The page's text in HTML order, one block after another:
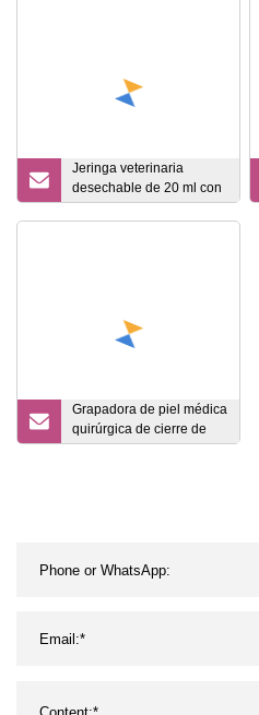
Jeringa veterinaria
desechable de 20 ml con
agujas
Grapadora de piel médica
quirúrgica de cierre de
piel simple de 35 anchos